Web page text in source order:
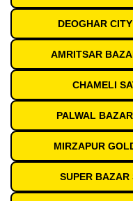
DEOGHAR
AMRITSAR
CHAMELI
PALWAL
MIRZAPUR
SUPER BAZAR